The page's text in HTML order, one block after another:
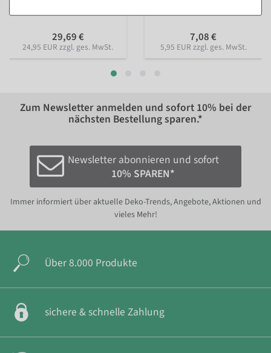
29,69 €
24,95 EUR zzgl. ges. MwSt.
7,08 €
5,95 EUR zzgl. ges. MwSt.
Zum Newsletter anmelden und sofort 10% bei der
nächsten Bestellung sparen.*
Newsletter abonnieren und sofort
10% SPAREN*
Immer informiert über aktuelle Deko-Trends, Angebote, Aktionen und
vieles Mehr!
Über 8.000 Produkte
sichere & schnelle Zahlung